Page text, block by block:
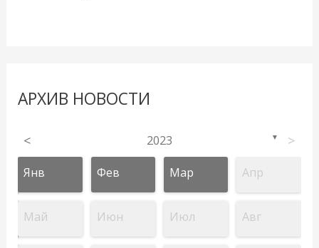
АРХИВ НОВОСТИ
< 2023 ▼ >
Янв Фев Мар Апр
Май Июн Июл Авг